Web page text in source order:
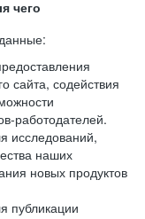
чего
сайта, содействия
работодателей.
исследований,
наших
новых продуктов
публикации